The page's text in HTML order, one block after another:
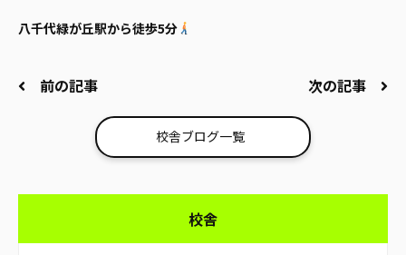
八千代緑が丘駅から徒歩5分
前の記事 次の記事
校舎ブログ一覧
校舎